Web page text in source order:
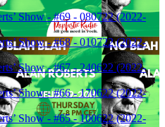
Show - #69 - 080722 (2022-
Show - #68 - 010722 (2022-
Show - #67 - 240622 (2022-
Show - #66 - 170622 (2022-
Show - #65 - 100622 (2022-